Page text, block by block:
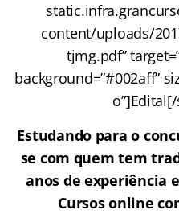
content/uploads/
tjmg.pdf”
background=”#002aff”
Estudando para o
se com quem tem
anos de experiência
Cursos online